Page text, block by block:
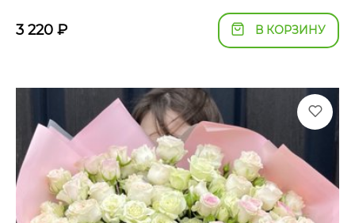
3 220 ₽ В КОРЗИНУ